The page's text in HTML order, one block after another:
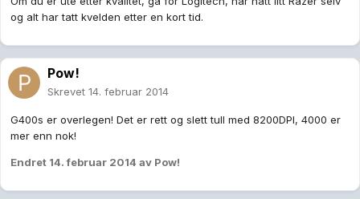
og alt har tatt kvelden etter en kort tid.
Pow!
Skrevet 14. februar 2014
G400s er overlegen! Det er rett og slett tull med 8200DPI, 4000 er
mer enn nok!
Endret 14. februar 2014 av Pow!